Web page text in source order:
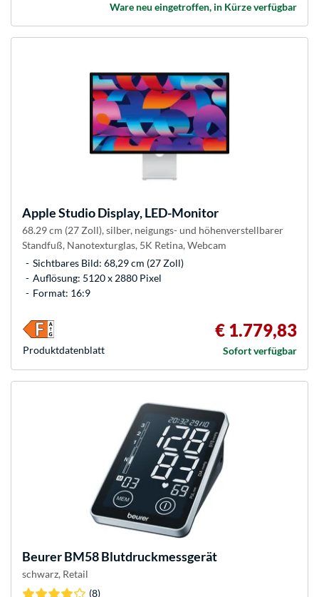
Ware neu eingetroffen, in Kürze verfügbar
AppleStudio Display, LED-Monitor
68.29 cm (27 Zoll), silber, neigungs- und höhenverstellbarer
Standfuß, Nanotexturglas, 5K Retina, Webcam
Sichtbares Bild: 68,29 cm (27 Zoll)
Auflösung: 5120 x 2880 Pixel
Format: 16:9
€ 1.779,83
Sofort verfügbar
Produkt­datenblatt
BeurerBM58 Blutdruckmessgerät
schwarz, Retail
(8)